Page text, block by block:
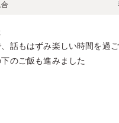
話もはずみ楽しい時間を過
のご飯も進みました